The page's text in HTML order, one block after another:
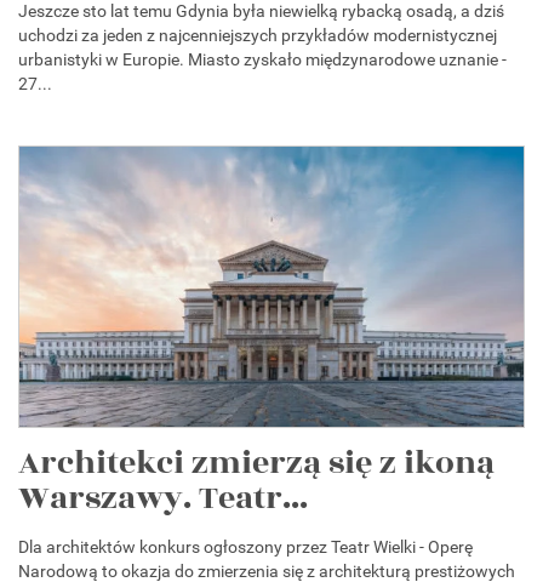
Jeszcze sto lat temu Gdynia była niewielką rybacką osadą, a dziś
uchodzi za jeden z najcenniejszych przykładów modernistycznej
urbanistyki w Europie. Miasto zyskało międzynarodowe uznanie -
27...
Architekci zmierzą się z ikoną
Warszawy. Teatr...
Dla architektów konkurs ogłoszony przez Teatr Wielki - Operę
Narodową to okazja do zmierzenia się z architekturą prestiżowych